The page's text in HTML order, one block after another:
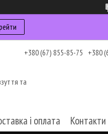
+380 (67) 855-85-75 +380
та
і оплата Контакти